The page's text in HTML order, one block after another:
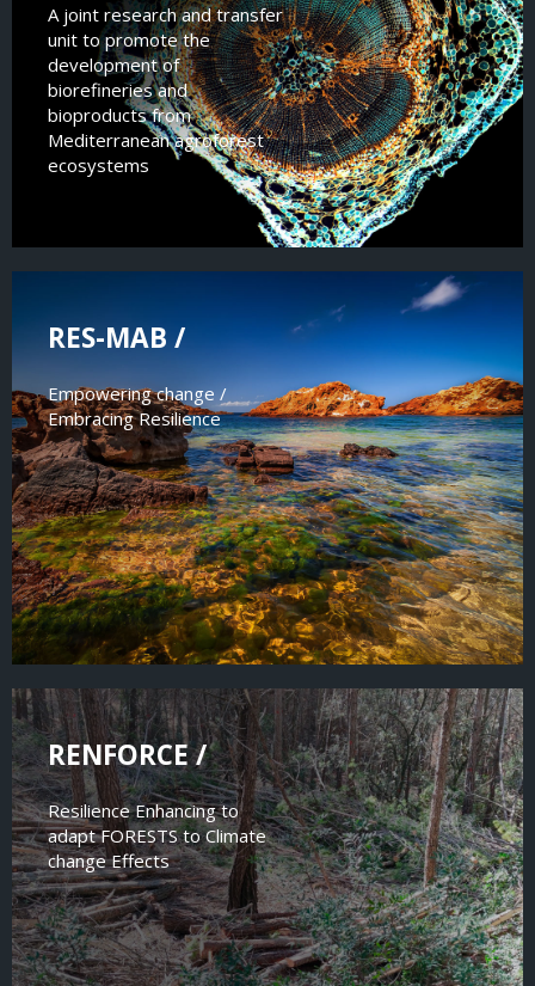
A joint research and transfer
unit to promote the
development of
biorefineries and
bioproducts from
Mediterranean agroforest
ecosystems
RES-MAB /
Empowering change /
Embracing Resilience
RENFORCE /
Resilience Enhancing to
adapt FORESTS to Climate
change Effects